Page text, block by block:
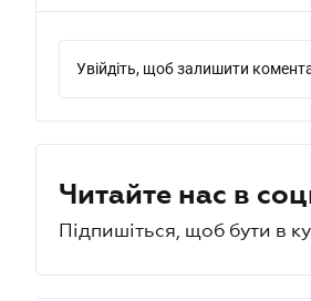
Увійдіть, щоб залишити
Читайте нас в
Підпишіться, щоб бути в